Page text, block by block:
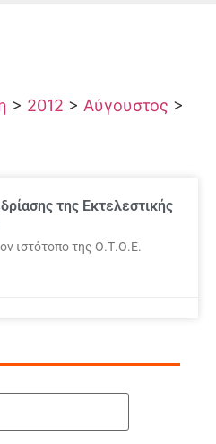
> 2012 > Αύγουστος >
της Εκτελεστικής
ιστότοπο της Ο.Τ.Ο.Ε.